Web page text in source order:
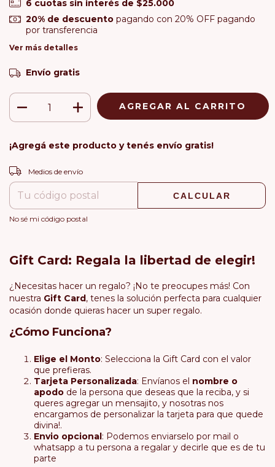
6 cuotas sin interés de $25.000
20% de descuentopagando con 20% OFF pagando
por transferencia
Ver más detalles
Envío gratis
¡Agregá este producto ytenés envío gratis!
Entregas para el CP:
Medios de envío
CALCULAR
No sé mi código postal
Gift Card: Regala la libertad de elegir!
¿Necesitas hacer un regalo? ¡No te preocupes más! Con
nuestra Gift Card , tenes la solución perfecta para cualquier
ocasión donde quieras hacer un super regalo.
¿Cómo Funciona?
Elige el Monto: Selecciona la Gift Card con el valor
que prefieras.
Tarjeta Personalizada: Envíanos el nombre o
apodo de la persona que deseas que la reciba, y si
queres agregar un mensajito, y nosotras nos
encargamos de personalizar la tarjeta para que quede
divina!.
Envio opcional : Podemos enviarselo por mail o
whatsapp a tu persona a regalar y decirle que es de tu
parte